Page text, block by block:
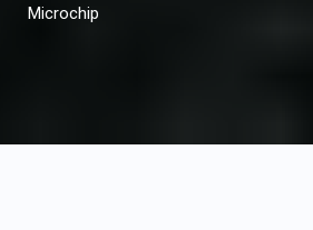
Microchip